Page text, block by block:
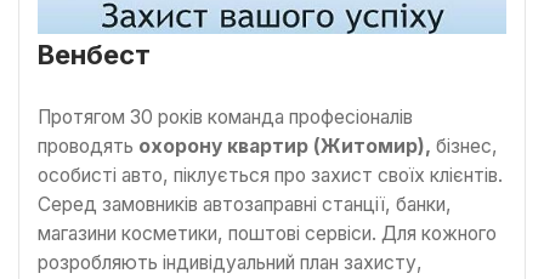
Венбест
Протягом 30 років команда професіоналів
проводять охорону квартир (Житомир), бізнес,
особисті авто, піклується про захист своїх клієнтів.
Серед замовників автозаправні станції, банки,
магазини косметики, поштові сервіси. Для кожного
розробляють індивідуальний план захисту,